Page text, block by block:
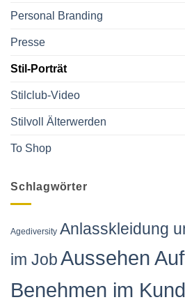
Personal Branding
Presse
Stil-Porträt
Stilclub-Video
Stilvoll Älterwerden
To Shop
Schlagwörter
Agediversity Anlasskleidung
im JobAussehen
Benehmen im